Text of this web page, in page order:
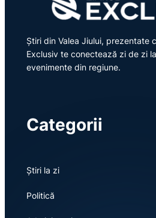
Știri din Valea Jiului, prezentate
Exclusiv te conectează zi de zi
evenimente din regiune.
Categorii
Știri la zi
Politică